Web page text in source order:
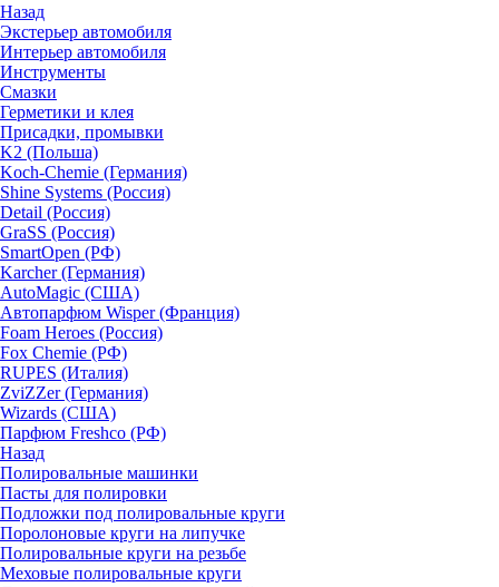
Назад
Экстерьер автомобиля
Интерьер автомобиля
Инструменты
Смазки
Герметики и клея
Присадки, промывки
K2 (Польша)
Koch-Chemie (Германия)
Shine Systems (Россия)
Detail (Россия)
GraSS (Россия)
SmartOpen (РФ)
Karcher (Германия)
AutoMagic (США)
Автопарфюм Wisper (Франция)
Foam Heroes (Россия)
Fox Chemie (РФ)
RUPES (Италия)
ZviZZer (Германия)
Wizards (США)
Парфюм Freshco (РФ)
Назад
Полировальные машинки
Пасты для полировки
Подложки под полировальные круги
Поролоновые круги на липучке
Полировальные круги на резьбе
Меховые полировальные круги